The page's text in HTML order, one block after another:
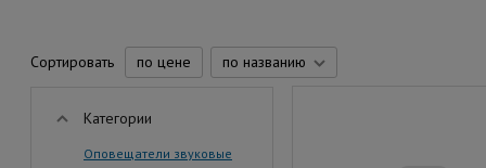
Сортировать по цене по названию
Категории
Оповещатели звуковые